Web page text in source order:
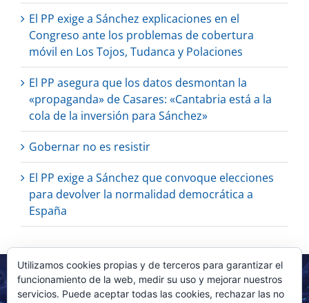
El PP exige a Sánchez explicaciones en el
Congreso ante los problemas de cobertura
móvil en Los Tojos, Tudanca y Polaciones
El PP asegura que los datos desmontan la
«propaganda» de Casares: «Cantabria está a la
cola de la inversión para Sánchez»
Gobernar no es resistir
El PP exige a Sánchez que convoque elecciones
para devolver la normalidad democrática a
España
Utilizamos cookies propias y de terceros para garantizar el
funcionamiento de la web, medir su uso y mejorar nuestros
servicios. Puede aceptar todas las cookies, rechazar las no